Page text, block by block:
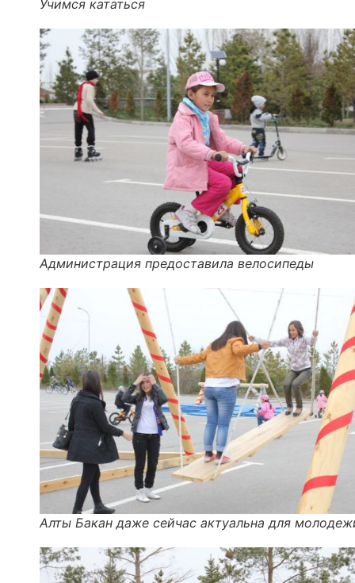
Учимся кататься
Администрация предоставила велосипеды
Алты Бакан даже сейчас актуальна для